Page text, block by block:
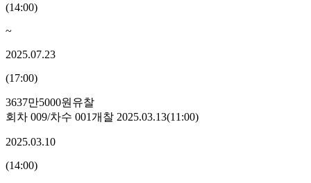
(14:00)
~
2025.07.23
(17:00)
3637만5000원 유찰
회차 009/차수 001개찰 2025.03.13(11:00)
2025.03.10
(14:00)